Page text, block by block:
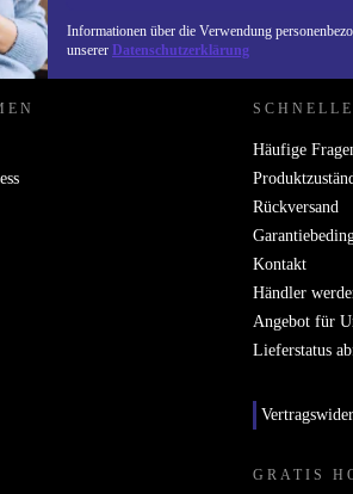
Informationen über die Verwendung
unserer Datenschutzerklärung
- RETHINK NEW.
Häufige
Rückversand
Kontakt
Händler
Angebot für
Lieferstatus
GRATIS